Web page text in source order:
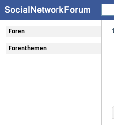
Foren
Forenthemen